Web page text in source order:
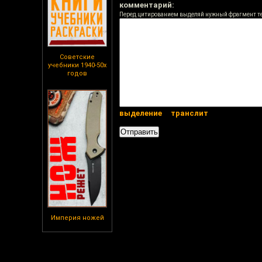
Советские
учебники 1940-50х
годов
Империя ножей
комментарий:
Перед цитированием выделяй нужный фрагмент
выделение транслит